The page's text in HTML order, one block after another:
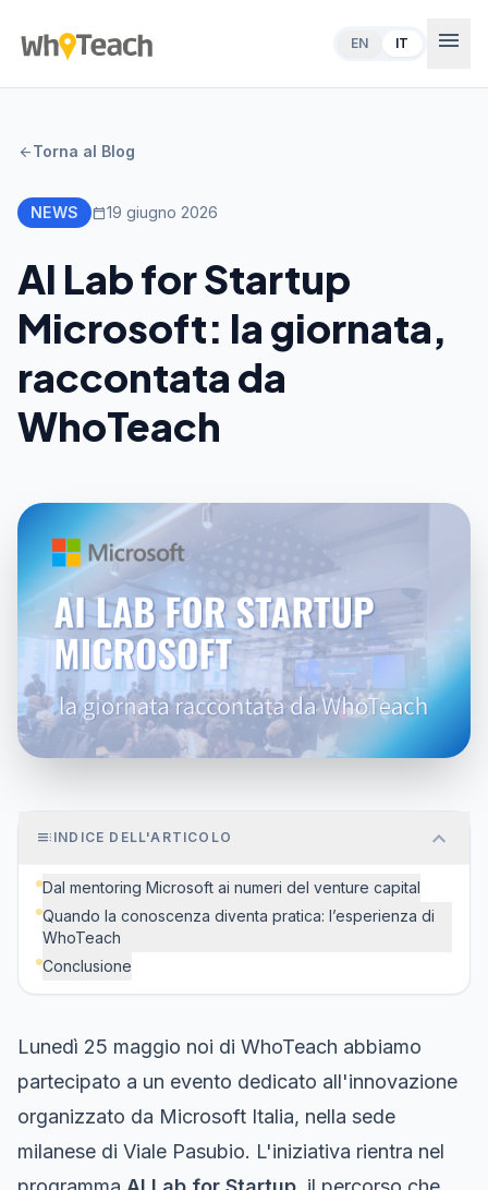
EN IT menu
arrow_backTorna al Blog
NEWS calendar_today19 giugno 2026
AI Lab for Startup
Microsoft: la giornata,
raccontata da
WhoTeach
toc INDICE DELL'ARTICOLO expand_more
Dal mentoring Microsoft ai numeri del venture capital
Quando la conoscenza diventa pratica: l’esperienza di
WhoTeach
Conclusione
Lunedì 25 maggio noi di WhoTeach abbiamo
partecipato a un evento dedicato all'innovazione
organizzato da Microsoft Italia, nella sede
milanese di Viale Pasubio. L'iniziativa rientra nel